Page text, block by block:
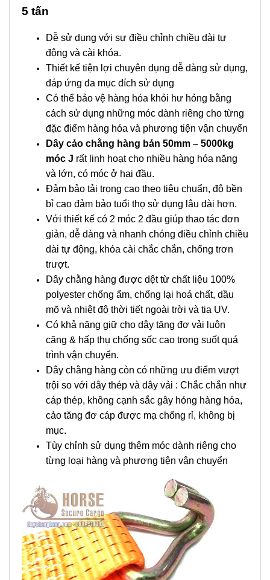
5 tấn
Dễ sử dụng với sự điều chỉnh chiều dài tự
động và cài khóa.
Thiết kế tiện lợi chuyên dụng dễ dàng sử dụng,
đáp ứng đa mục đích sử dụng
Có thể bảo vệ hàng hóa khỏi hư hỏng bằng
cách sử dụng những móc dành riêng cho từng
đặc điểm hàng hóa và phương tiện vận chuyển
Dây cảo chằng hàng bản 50mm – 5000kg
móc J rất linh hoạt cho nhiều hàng hóa nặng
và lớn, có móc ở hai đầu.
Đảm bảo tải trọng cao theo tiêu chuẩn, độ bền
bỉ cao đảm bảo tuổi thọ sử dụng lâu dài hơn.
Với thiết kế có 2 móc 2 đầu giúp thao tác đơn
giản, dễ dàng và nhanh chóng điều chỉnh chiều
dài tự động, khóa cài chắc chắn, chống trơn
trượt.
Dây chằng hàng được dệt từ chất liệu 100%
polyester chống ẩm, chống lại hoá chất, dầu
mõ và nhiệt độ thời tiết ngoài trời và tia UV.
Có khả năng giữ cho dây tăng đơ vải luôn
căng & hấp thụ chống sốc cao trong suốt quá
trình vận chuyển.
Dây chằng hàng còn có những ưu điểm vượt
trội so với dây thép và dây vải : Chắc chắn như
cáp thép, không cạnh sắc gây hỏng hàng hóa,
cảo tăng đơ cáp được mạ chống rỉ, không bị
mục.
Tùy chỉnh sử dụng thêm móc dành riêng cho
từng loại hàng và phương tiện vận chuyển